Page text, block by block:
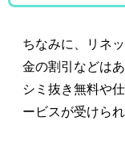
ちなみに、リネ
金の割引などは
シミ抜き無料や
ービスが受けられ